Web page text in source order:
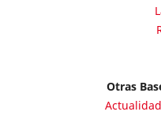
Otras